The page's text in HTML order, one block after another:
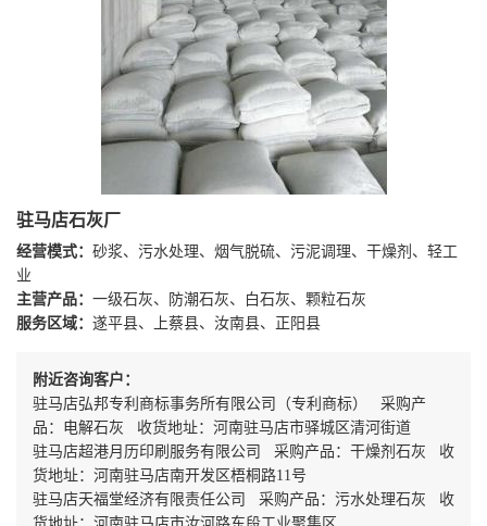
驻马店石灰厂
经营模式： 砂浆、污水处理、烟气脱硫、污泥调理、干燥剂、轻工
业
主营产品： 一级石灰、防潮石灰、白石灰、颗粒石灰
服务区域： 遂平县、上蔡县、汝南县、正阳县
附近咨询客户：
驻马店弘邦专利商标事务所有限公司（专利商标） 采购产
品：电解石灰 收货地址：河南驻马店市驿城区清河街道
驻马店超港月历印刷服务有限公司 采购产品：干燥剂石灰 收
货地址：河南驻马店南开发区梧桐路11号
驻马店天福堂经济有限责任公司 采购产品：污水处理石灰 收